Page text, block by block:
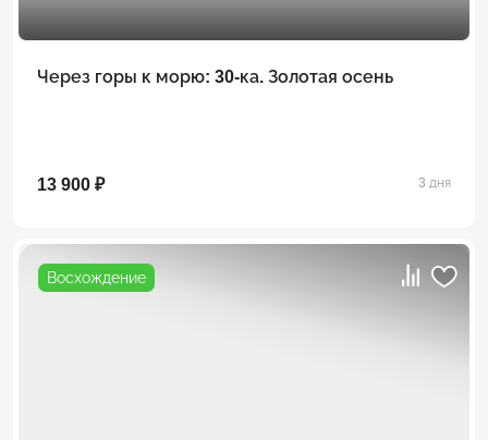
Через горы к морю: 30-ка. Золотая осень
13 900 ₽ 3 дня
Восхождение